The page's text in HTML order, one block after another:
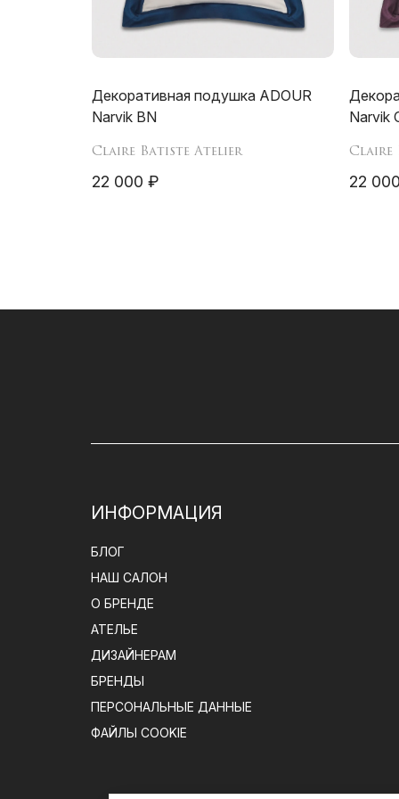
Декоративная подушка ADOUR
Narvik BN
Claire Batiste Atelier
22 000 ₽
Narvik
Claire
22
ИНФОРМАЦИЯ
БЛОГ
НАШ САЛОН
О БРЕНДЕ
АТЕЛЬЕ
ДИЗАЙНЕРАМ
БРЕНДЫ
ПЕРСОНАЛЬНЫЕ ДАННЫЕ
ФАЙЛЫ COOKIE